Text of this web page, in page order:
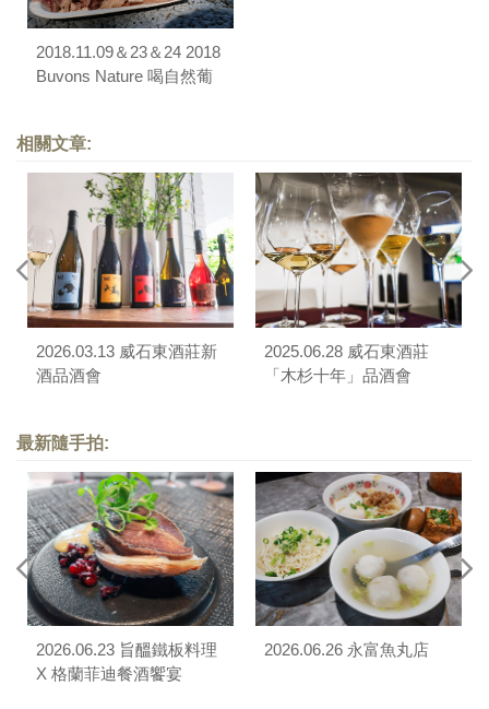
2018.11.09＆23＆24 2018
Buvons Nature 喝自然葡
相關文章:
2026.03.13 威石東酒莊新
酒品酒會
2025.06.28 威石東酒莊
「木杉十年」品酒會
最新隨手拍:
2026.06.23 旨醞鐵板料理
X 格蘭菲迪餐酒饗宴
2026.06.26 永富魚丸店